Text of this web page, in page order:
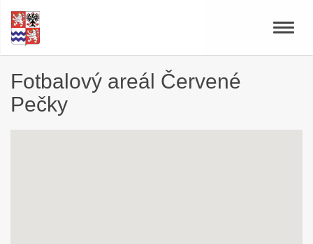
Toggle
Fotbalový areál Červené
Pečky